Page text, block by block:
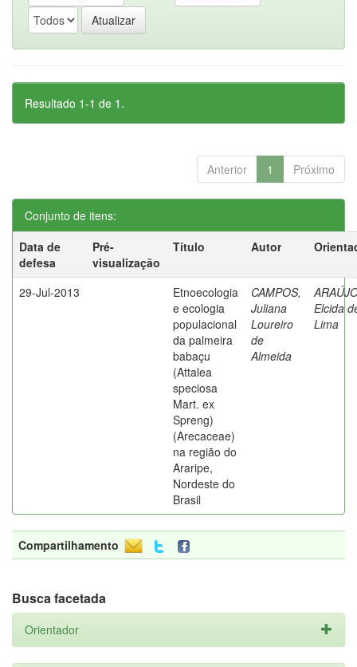
Resultado 1-1 de 1.
Anterior 1 Próximo
Conjunto de itens:
Data de
defesa
Pré-
visualização
Título Autor
29-Jul-2013
Etnoecologia
e ecologia
populacional
da palmeira
babaçu
(Attalea
speciosa
Mart. ex
Spreng)
(Arecaceae)
na região do
Araripe,
Nordeste do
Brasil
CAMPOS,
Juliana
Loureiro
de
Almeida
Elcida
Lima
Compartilhamento
Busca facetada
Orientador